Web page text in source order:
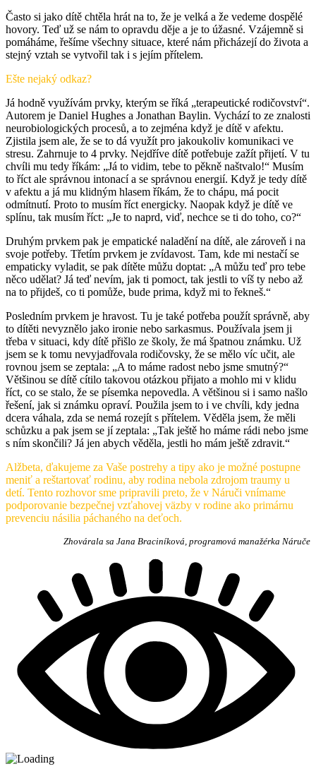
Často si jako dítě chtěla hrát na to, že je velká a že vedeme dospělé
hovory. Teď už se nám to opravdu děje a je to úžasné. Vzájemně si
pomáháme, řešíme všechny situace, které nám přicházejí do života a
stejný vztah se vytvořil tak i s jejím přítelem.
Ešte nejaký odkaz?
Já hodně využívám prvky, kterým se říká „terapeutické rodičovství“.
Autorem je Daniel Hughes a Jonathan Baylin. Vychází to ze znalosti
neurobiologických procesů, a to zejména když je dítě v afektu.
Zjistila jsem ale, že se to dá využít pro jakoukoliv komunikaci ve
stresu. Zahrnuje to 4 prvky. Nejdříve dítě potřebuje zažít přijetí. V tu
chvíli mu tedy říkám: „Já to vidim, tebe to pěkně naštvalo!“ Musím
to říct ale správnou intonací a se správnou energií. Když je tedy dítě
v afektu a já mu klidným hlasem říkám, že to chápu, má pocit
odmítnutí. Proto to musím říct energicky. Naopak když je dítě ve
splínu, tak musím říct: „Je to naprd, viď, nechce se ti do toho, co?“
Druhým prvkem pak je empatické naladění na dítě, ale zároveň i na
svoje potřeby. Třetím prvkem je zvídavost. Tam, kde mi nestačí se
empaticky vyladit, se pak dítěte můžu doptat: „A můžu teď pro tebe
něco udělat? Já teď nevím, jak ti pomoct, tak jestli to víš ty nebo až
na to přijdeš, co ti pomůže, bude prima, když mi to řekneš.“
Posledním prvkem je hravost. Tu je také potřeba použít správně, aby
to dítěti nevyznělo jako ironie nebo sarkasmus. Používala jsem ji
třeba v situaci, kdy dítě přišlo ze školy, že má špatnou známku. Už
jsem se k tomu nevyjadřovala rodičovsky, že se mělo víc učit, ale
rovnou jsem se zeptala: „A to máme radost nebo jsme smutný?“
Většinou se dítě cítilo takovou otázkou přijato a mohlo mi v klidu
říct, co se stalo, že se písemka nepovedla. A většinou si i samo našlo
řešení, jak si známku opraví. Použila jsem to i ve chvíli, kdy jedna
dcera váhala, zda se nemá rozejít s přítelem. Věděla jsem, že měli
schůzku a pak jsem se jí zeptala: „Tak ještě ho máme rádi nebo jsme
s ním skončili? Já jen abych věděla, jestli ho mám ještě zdravit.“
Alžbeta, ďakujeme za Vaše postrehy a tipy ako je možné postupne
meniť a reštartovať rodinu, aby rodina nebola zdrojom traumy u
detí. Tento rozhovor sme pripravili preto, že v Náruči vnímame
podporovanie bezpečnej vzťahovej väzby v rodine ako primárnu
prevenciu násilia páchaného na deťoch.
Zhovárala sa Jana Braciníková, programová manažérka Náruče